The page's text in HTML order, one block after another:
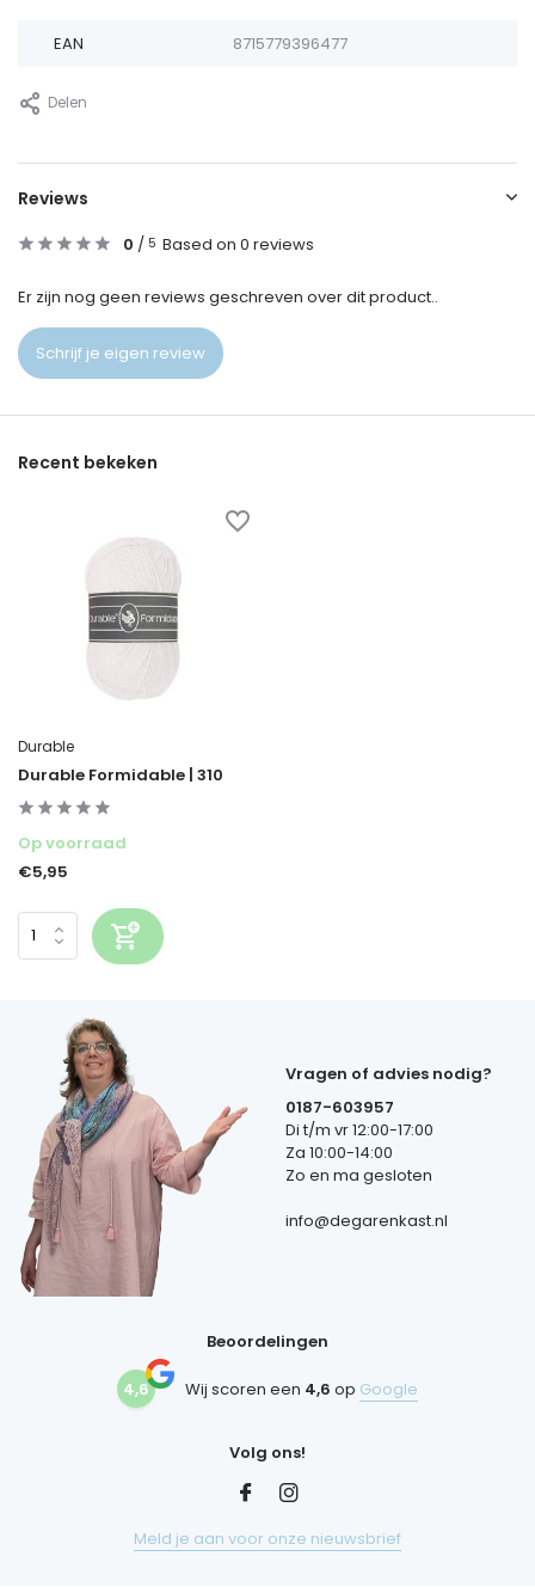
EAN 8715779396477
Delen
Reviews
0 / 5 Based on 0 reviews
Er zijn nog geen reviews geschreven over dit product..
Schrijf je eigen review
Recent bekeken
Durable
Durable Formidable | 310
Op voorraad
€5,95
Vragen of advies nodig?
0187-603957
Di t/m vr 12:00-17:00
Za 10:00-14:00
Zo en ma gesloten
info@degarenkast.nl
Beoordelingen
4,6 Wij scoren een 4,6 op Google
Volg ons!
Meld je aan voor onze nieuwsbrief